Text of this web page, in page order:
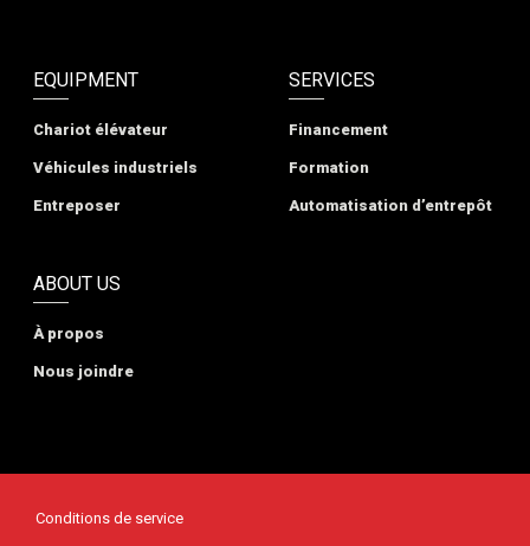
EQUIPMENT
Chariot élévateur
Véhicules industriels
Entreposer
SERVICES
Financement
Formation
Automatisation d’entrepôt
ABOUT US
À propos
Nous joindre
Conditions de service